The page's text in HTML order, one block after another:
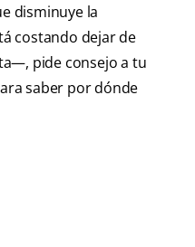
disminuye la
costando dejar de
pide consejo a tu
saber por dónde